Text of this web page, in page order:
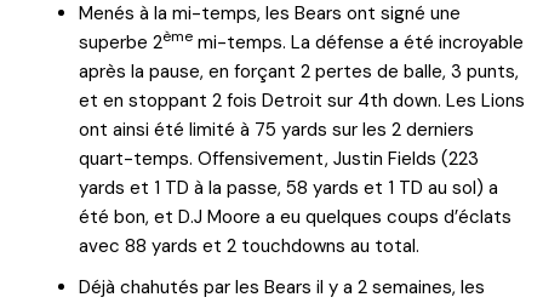
Menés à la mi-temps, les Bears ont signé une
superbe 2ème mi-temps. La défense a été incroyable
après la pause, en forçant 2 pertes de balle, 3 punts,
et en stoppant 2 fois Detroit sur 4th down. Les Lions
ont ainsi été limité à 75 yards sur les 2 derniers
quart-temps. Offensivement, Justin Fields (223
yards et 1 TD à la passe, 58 yards et 1 TD au sol) a
été bon, et D.J Moore a eu quelques coups d’éclats
avec 88 yards et 2 touchdowns au total.
Déjà chahutés par les Bears il y a 2 semaines, les